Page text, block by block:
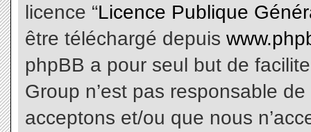
licence “Licence Publique
être téléchargé depuis
phpBB a pour seul but de
Group n’est pas responsable
acceptons et/ou que nous